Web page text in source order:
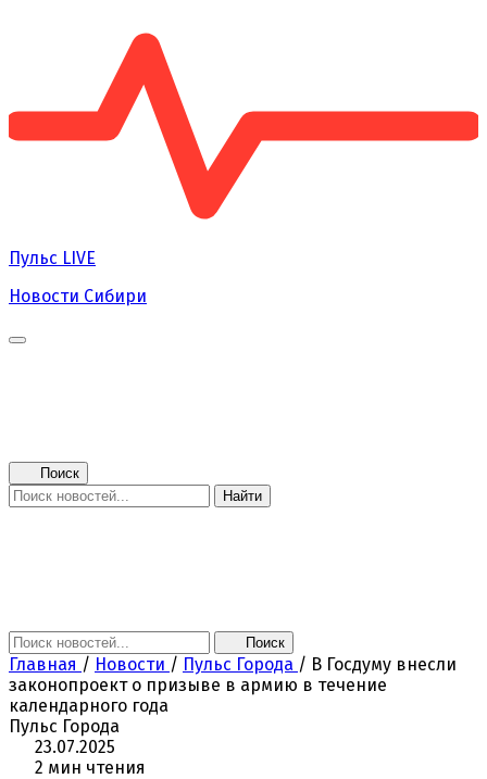
Пульс LIVE
Новости Сибири
Поиск
Найти
Поиск
Главная / Новости / Пульс Города / В Госдуму внесли
законопроект о призыве в армию в течение
календарного года
Пульс Города
23.07.2025
2 мин чтения